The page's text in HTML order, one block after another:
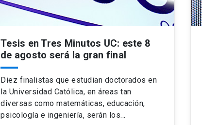
Tesis en Tres Minutos UC: este 8
de agosto será la gran final
Diez finalistas que estudian doctorados en
la Universidad Católica, en áreas tan
diversas como matemáticas, educación,
psicología e ingeniería, serán los…